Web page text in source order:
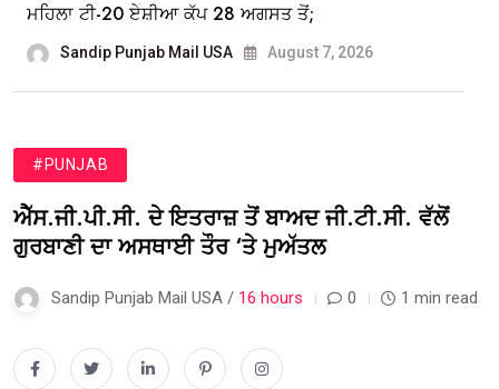
ਮਹਿਲਾ ਟੀ-20 ਏਸ਼ੀਆ ਕੱਪ 28 ਅਗਸਤ ਤੋਂ;
Sandip Punjab Mail USA August 7, 2026
#PUNJAB
ਐੱਸ.ਜੀ.ਪੀ.ਸੀ. ਦੇ ਇਤਰਾਜ਼ ਤੋਂ ਬਾਅਦ ਜੀ.ਟੀ.ਸੀ. ਵੱਲੋਂ
ਗੁਰਬਾਣੀ ਦਾ ਅਸਥਾਈ ਤੌਰ ‘ਤੇ ਮੁਅੱਤਲ
Sandip Punjab Mail USA / 16 hours 0 1 min read